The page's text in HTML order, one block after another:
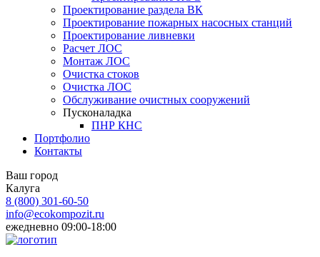
Проектирование раздела ВК
Проектирование пожарных насосных станций
Проектирование ливневки
Расчет ЛОС
Монтаж ЛОС
Очистка стоков
Очистка ЛОС
Обслуживание очистных сооружений
Пусконаладка
ПНР КНС
Портфолио
Контакты
Ваш город
Калуга
8 (800) 301-60-50
info@ecokompozit.ru
ежедневно 09:00-18:00